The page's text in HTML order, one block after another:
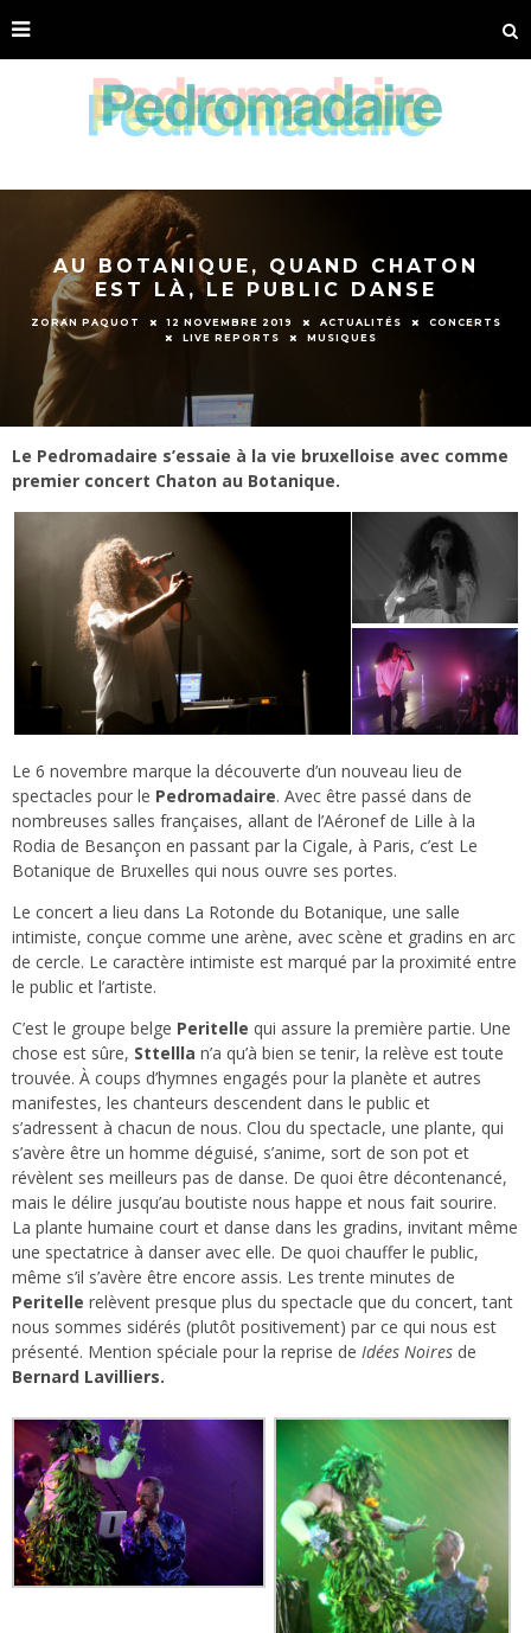
AU BOTANIQUE, QUAND CHATON
EST LÀ, LE PUBLIC DANSE
ZORAN PAQUOT 12 NOVEMBRE 2019 ACTUALITÉS
CONCERTS
LIVE REPORTS
MUSIQUES
Le Pedromadaire s’essaie à la vie bruxelloise avec comme
premier concert Chaton au Botanique.
Le 6 novembre marque la découverte d’un nouveau lieu de
spectacles pour le Pedromadaire. Avec être passé dans de
nombreuses salles françaises, allant de l’Aéronef de Lille à la
Rodia de Besançon en passant par la Cigale, à Paris, c’est Le
Botanique de Bruxelles qui nous ouvre ses portes.
Le concert a lieu dans La Rotonde du Botanique, une salle
intimiste, conçue comme une arène, avec scène et gradins en arc
de cercle. Le caractère intimiste est marqué par la proximité entre
le public et l’artiste.
C’est le groupe belge Peritelle qui assure la première partie. Une
chose est sûre, Sttellla n’a qu’à bien se tenir, la relève est toute
trouvée. À coups d’hymnes engagés pour la planète et autres
manifestes, les chanteurs descendent dans le public et
s’adressent à chacun de nous. Clou du spectacle, une plante, qui
s’avère être un homme déguisé, s’anime, sort de son pot et
révèlent ses meilleurs pas de danse. De quoi être décontenancé,
mais le délire jusqu’au boutiste nous happe et nous fait sourire.
La plante humaine court et danse dans les gradins, invitant même
une spectatrice à danser avec elle. De quoi chauffer le public,
même s’il s’avère être encore assis. Les trente minutes de
Peritelle relèvent presque plus du spectacle que du concert, tant
nous sommes sidérés (plutôt positivement) par ce qui nous est
présenté. Mention spéciale pour la reprise de Idées Noires de
Bernard Lavilliers.